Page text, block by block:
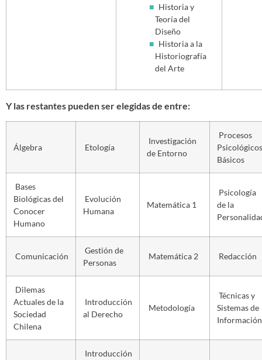
Historia y
Teoría del
Diseño
Historia a la
Historiografía
del Arte
Y las restantes pueden ser elegidas de entre:
Álgebra Etología
Investigación
de Entorno
Procesos
Psicológicos
Básicos
Bases
Biológicas del
Conocer
Humano
Evolución
Humana
Matemática 1
Psicología
de la
Comunicación
Gestión de
Personas
Matemática 2 Redacción
Dilemas
Actuales de la
Sociedad
Chilena
Introducción
al Derecho
Metodología
Técnicas y
Sistemas de
Información
Introducción